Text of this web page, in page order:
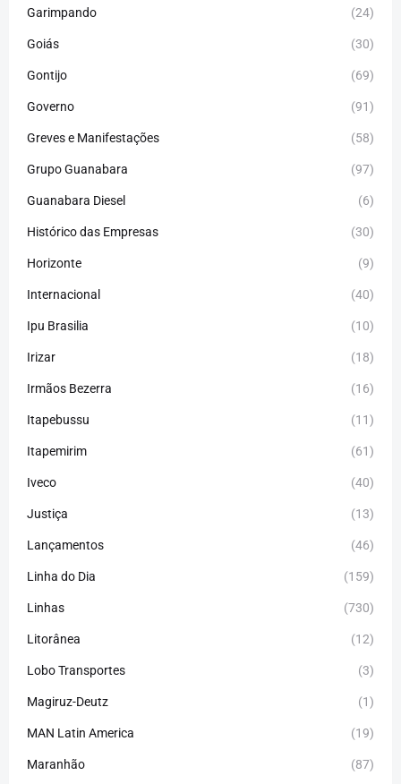
Garimpando (24)
Goiás (30)
Gontijo (69)
Governo (91)
Greves e Manifestações (58)
Grupo Guanabara (97)
Guanabara Diesel (6)
Histórico das Empresas (30)
Horizonte (9)
Internacional (40)
Ipu Brasilia (10)
Irizar (18)
Irmãos Bezerra (16)
Itapebussu (11)
Itapemirim (61)
Iveco (40)
Justiça (13)
Lançamentos (46)
Linha do Dia (159)
Linhas (730)
Litorânea (12)
Lobo Transportes (3)
Magiruz-Deutz (1)
MAN Latin America (19)
Maranhão (87)